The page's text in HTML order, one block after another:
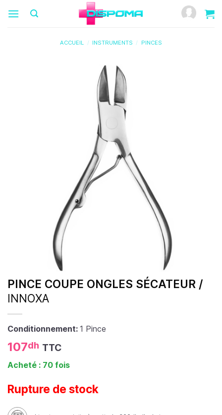
ACCUEIL / INSTRUMENTS / PINCES
PINCE COUPE ONGLES SÉCATEUR /
INNOXA
Conditionnement: 1 Pince
107dh TTC
Acheté : 70 fois
Rupture de stock